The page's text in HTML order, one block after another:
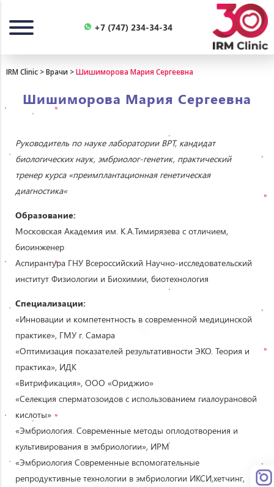
+7 (747) 234-34-34
IRM Clinic >Врачи >Шишиморова Мария Сергеевна
Шишиморова Мария Сергеевна
Руководитель по науке лаборатории ВРТ, кандидат
биологических наук, эмбриолог-генетик, практический
тренер курса«преимплантационная генетическая
диагностика«
Образование:
Московская Академия им. K.A.Тимирязева с отличием,
биоинженер
Аспирантура ГНУ Всероссийский Научно-исследовательский
институт Физиологии и Биохимии, биотехнология
Специализации:
«Инновации и компетентность в современной медицинской
практике», ГМУ г. Самара
«Оптимизация показателей результативности ЭКО. Теория и
практика», ИДК
«Витрификация», ООО «Ориджио»
«Селекция сперматозоидов с использованием гиалоурановой
кислоты»
«Эмбриология. Современные методы оплодотворения и
культивирования в эмбриологии», ИРМ
«Эмбриология Современные вспомогательные
репродуктивные технологии в эмбриологии ИКСИ,хетчинг,